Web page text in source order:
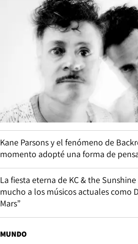
Kane Parsons y el fenómeno de
momento adopté una forma de
La fiesta eterna de KC & the
mucho a los músicos actuales como
Mars”
MUNDO